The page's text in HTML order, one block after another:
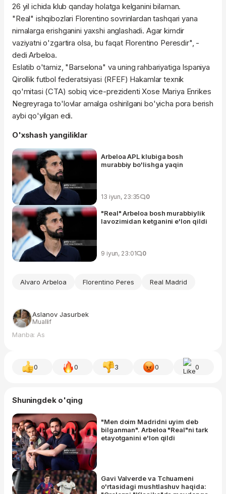
26 yil ichida klub qanday holatga kelganini bilaman.
"Real" ishqibozlari Florentino sovrinlardan tashqari yana
nimalarga erishganini yaxshi anglashadi. Agar kimdir
vaziyatni o'zgartira olsa, bu faqat Florentino Peresdir", -
dedi Arbeloa.
Eslatib o'tamiz, "Barselona" va uning rahbariyatiga Ispaniya
Qirollik futbol federatsiyasi (RFEF) Hakamlar texnik
qo'mitasi (CTA) sobiq vice-prezidenti Xose Mariya Enrikes
Negreyraga to'lovlar amalga oshirilgani bo'yicha pora berish
aybi qo'yilgan edi.
O'xshash yangiliklar
Arbeloa APL klubiga bosh
murabbiy bo'lishga yaqin
13 iyun, 23:35 0
"Real" Arbeloa bosh murabbiylik
lavozimidan ketganini e'lon qildi
9 iyun, 23:01 0
Alvaro Arbeloa Florentino Peres Real Madrid
Aslanov Jasurbek
Muallif
Manba: As
0 0 3 0 0
Shuningdek o'qing
"Men doim Madridni uyim deb
bilganman". Arbeloa "Real"ni tark
etayotganini e'lon qildi
Gavi Valverde va Tchuameni
o'rtasidagi mushtlashuv haqida: